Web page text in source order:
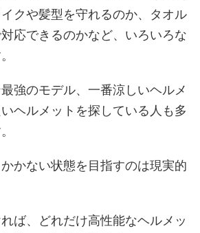
クや髪型を守れるのか、タオル
応できるのかなど、いろいろな
強のモデル、一番涼しいヘルメ
ヘルメットを探している人も多
かない状態を目指すのは現実的
ば、どれだけ高性能なヘルメッ